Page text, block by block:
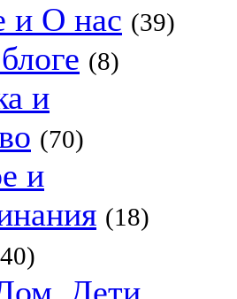
и О нас (39)
(8)
и
(70)
и
(18)